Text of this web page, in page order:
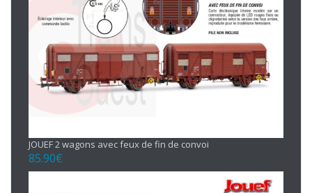
JOUEF 2 wagons avec feux de fin de convoi
85.90€